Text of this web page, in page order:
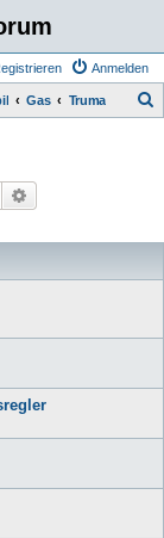
Anmelden
Gas Truma
Suche